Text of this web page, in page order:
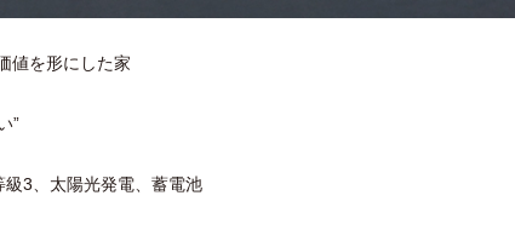
値を形にした家
”
3、太陽光発電、蓄電池